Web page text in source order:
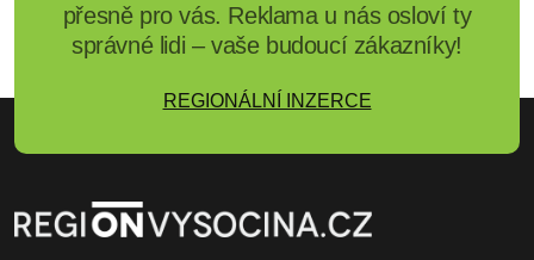
přesně pro vás. Reklama u nás osloví ty
správné lidi – vaše budoucí zákazníky!
REGIONÁLNÍ INZERCE